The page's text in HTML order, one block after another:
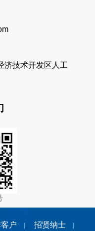
济技术开发区人工
户 招贤纳士